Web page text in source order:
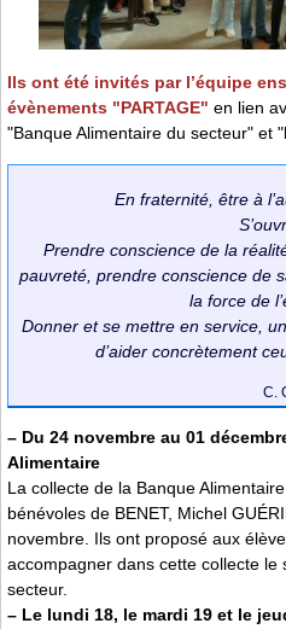
Ils ont été invités par l’équipe
évènements "PARTAGE" en lien
"Banque Alimentaire du secteur" et
En fraternité, être à
Prendre conscience de la
pauvreté, prendre conscience de
la force de
Donner et se mettre en service,
d’aider concrètement
C.
– Du 24 novembre au 01
Alimentaire
La collecte de la Banque
bénévoles de BENET, Michel
novembre. Ils ont proposé aux
accompagner dans cette collecte
secteur.
– Le lundi 18, le mardi 19 et le